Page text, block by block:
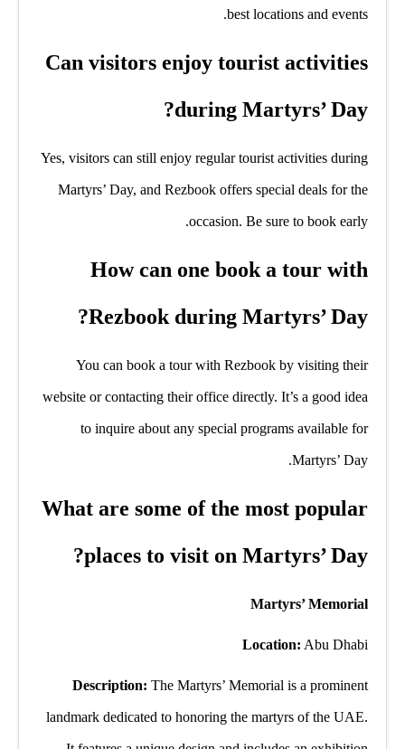
best locations and events.
Can visitors enjoy tourist activities
during Martyrs’ Day?
Yes, visitors can still enjoy regular tourist activities during
Martyrs’ Day, and Rezbook offers special deals for the
occasion. Be sure to book early.
How can one book a tour with
Rezbook during Martyrs’ Day?
You can book a tour with Rezbook by visiting their
website or contacting their office directly. It’s a good idea
to inquire about any special programs available for
Martyrs’ Day.
What are some of the most popular
places to visit on Martyrs’ Day?
Martyrs’ Memorial
Location: Abu Dhabi
Description: The Martyrs’ Memorial is a prominent
landmark dedicated to honoring the martyrs of the UAE.